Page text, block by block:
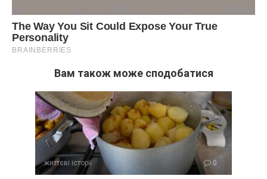
Вам також може сподобатися
життєві історії 0